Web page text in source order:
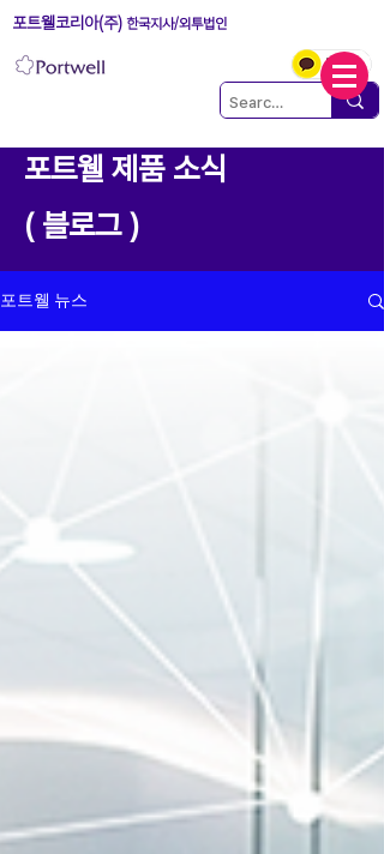
포트웰코리아(주) 한국지사/외투법인
포트웰 제품 소식
( 블로그 )
포트웰 뉴스